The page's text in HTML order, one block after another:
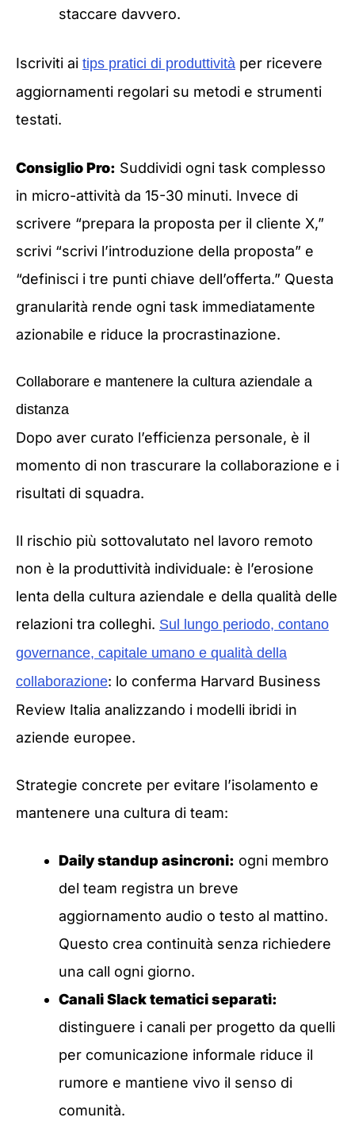
staccare davvero.
Iscriviti ai tips pratici di produttività per ricevere
aggiornamenti regolari su metodi e strumenti
testati.
Consiglio Pro: Suddividi ogni task complesso
in micro-attività da 15-30 minuti. Invece di
scrivere “prepara la proposta per il cliente X,”
scrivi “scrivi l’introduzione della proposta” e
“definisci i tre punti chiave dell’offerta.” Questa
granularità rende ogni task immediatamente
azionabile e riduce la procrastinazione.
Collaborare e mantenere la cultura aziendale a
distanza
Dopo aver curato l’efficienza personale, è il
momento di non trascurare la collaborazione e i
risultati di squadra.
Il rischio più sottovalutato nel lavoro remoto
non è la produttività individuale: è l’erosione
lenta della cultura aziendale e della qualità delle
relazioni tra colleghi. Sul lungo periodo, contano
governance, capitale umano e qualità della
collaborazione: lo conferma Harvard Business
Review Italia analizzando i modelli ibridi in
aziende europee.
Strategie concrete per evitare l’isolamento e
mantenere una cultura di team:
Daily standup asincroni: ogni membro
del team registra un breve
aggiornamento audio o testo al mattino.
Questo crea continuità senza richiedere
una call ogni giorno.
Canali Slack tematici separati:
distinguere i canali per progetto da quelli
per comunicazione informale riduce il
rumore e mantiene vivo il senso di
comunità.